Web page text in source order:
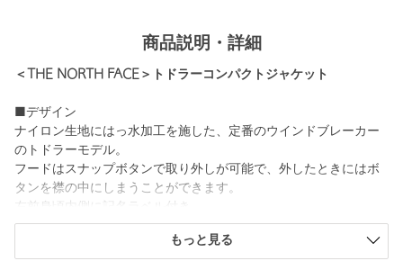
商品説明・詳細
＜THE NORTH FACE＞トドラーコンパクトジャケット
■デザイン
ナイロン生地にはっ水加工を施した、定番のウインドブレーカー
のトドラーモデル。
フードはスナップボタンで取り外しが可能で、外したときにはボ
タンを襟の中にしまうことができます。
アウトドアから通園などの普段使いまで、日常のさまざまなシー
もっと見る